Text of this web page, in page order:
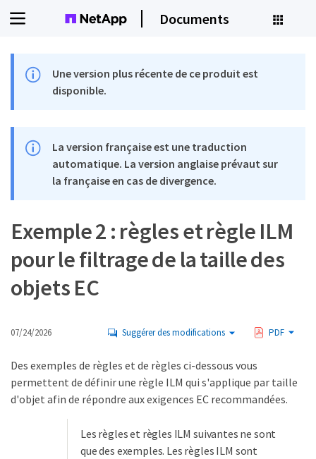
Documents
Une version plus récente de ce produit est
disponible.
La version française est une traduction
automatique. La version anglaise prévaut sur
la française en cas de divergence.
Exemple 2 : règles et règle ILM
pour le filtrage de la taille des
objets EC
07/24/2026 Suggérer des modifications PDF
Des exemples de règles et de règles ci-dessous vous
permettent de définir une règle ILM qui s'applique par taille
d'objet afin de répondre aux exigences EC recommandées.
Les règles et règles ILM suivantes ne sont
que des exemples. Les règles ILM sont